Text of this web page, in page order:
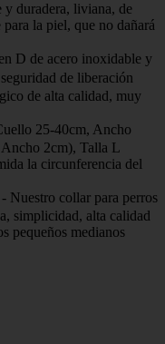
y duradera, liviana, de
la piel, que no dañará
D de acero inoxidable y
de liberación
de alta calidad, muy
25-40cm, Ancho
2cm), Talla L
la circunferencia del
Nuestro collar para perros
simplicidad, alta calidad
pequeños medianos